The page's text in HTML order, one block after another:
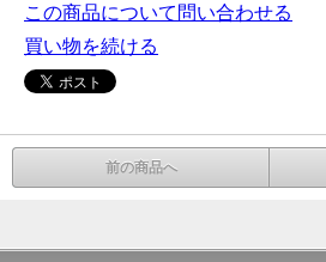
この商品について問い合わせる
買い物を続ける
前の商品へ